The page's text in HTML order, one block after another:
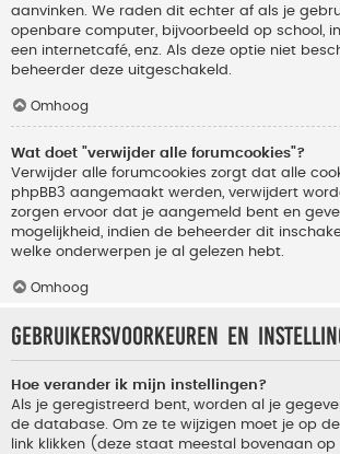
aanvinken. We raden dit echter af als je
openbare computer, bijvoorbeeld op school,
een internetcafé, enz. Als deze optie niet
beheerder deze uitgeschakeld.
Omhoog
Wat doet "verwijder alle forumcookies"?
Verwijder alle forumcookies zorgt dat alle
phpBB3 aangemaakt werden, verwijdert
zorgen ervoor dat je aangemeld bent en
mogelijkheid, indien de beheerder dit
welke onderwerpen je al gelezen hebt.
Omhoog
Gebruikersvoorkeuren en
Hoe verander ik mijn instellingen?
Als je geregistreerd bent, worden al je
de database. Om ze te wijzigen moet je op de
link klikken (deze staat meestal bovenaan